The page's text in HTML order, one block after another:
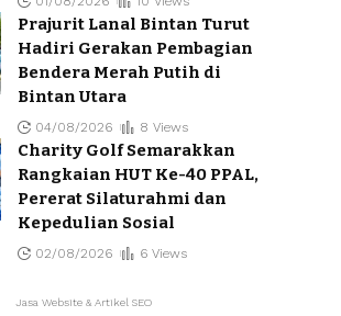
Prajurit Lanal Bintan Turut
Hadiri Gerakan Pembagian
Bendera Merah Putih di
Bintan Utara
04/08/2026 8 Views
Charity Golf Semarakkan
Rangkaian HUT Ke-40 PPAL,
Pererat Silaturahmi dan
Kepedulian Sosial
02/08/2026 6 Views
Jasa Website & Artikel SEO